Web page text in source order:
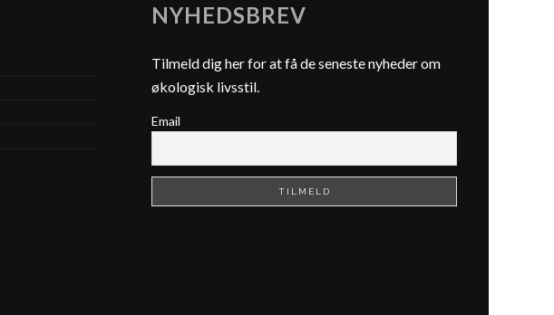
NYHEDSBREV
Tilmeld dig her for at få de seneste nyheder om
økologisk livsstil.
Email